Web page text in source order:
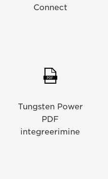
Connect
eCopy
PDF
Tungsten Power
PDF
integreerimine